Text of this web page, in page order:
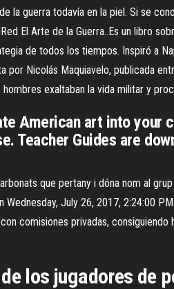
la guerra todavía en la piel. Si se
El Arte de la Guerra..Es un libro
de todos los tiempos. Inspiró a
por Nicolás Maquiavelo, publicada
exaltaban la vida militar y
American art into your
Teacher Guides are
que pertany i dóna nom al
Wednesday, July 26, 2017, 2:24:00
comisiones privadas,
los jugadores de